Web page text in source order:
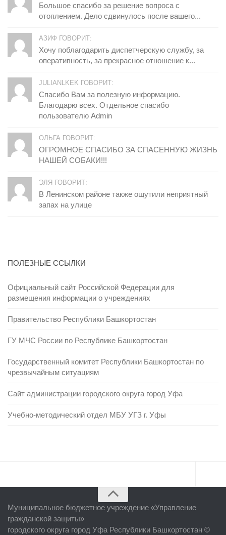
Большое спасибо за решение вопроса с
отоплением. Дело сдвинулось после вашего...
АЗИФ ГОВОРИТ:
Хочу поблагодарить диспетчерскую службу, за
оперативность, за прекрасное отношение к...
JULIANLKEK ГОВОРИТ:
Спасибо Вам за полезную информацию.
Благодарю всех. Отдельное спасибо
пользователю Admin
ОЛЬГА ГОВОРИТ:
ОГРОМНОЕ СПАСИБО ЗА СПАСЕННУЮ ЖИЗНЬ
НАШЕЙ СОБАКИ!!!
ЭЛЯ ГОВОРИТ:
В Ленинском районе также ощутили неприятный
запах на улице
ПОЛЕЗНЫЕ ССЫЛКИ
Официальный сайт Российской Федерации для
размещения информации о учреждениях
Правительство Республики Башкортостан
ГУ МЧС России по Республике Башкортостан
Государственный комитет Республики Башкортостан по
чрезвычайным ситуациям
Сайт администрации городского округа город Уфа
Учебно-методический отдел МБУ УГЗ г. Уфы
Об учреждении
Руководство
Муниципальное бюджетное учреждение «Управление
гражданской защиты»
городского округа город Уфа Республики Башкортостан ©